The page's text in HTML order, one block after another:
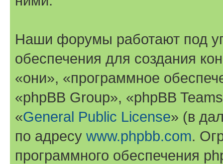
Наши форумы работают под
обеспечения для создания
«они», «программное
«phpBB Group», «phpBB
«General Public License» (в
по адресу www.phpbb.com.
программного обеспечения